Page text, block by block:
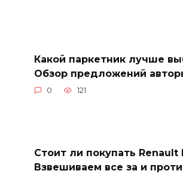
Какой паркетник лучше
Обзор предложений
0 121
Стоит ли покупать Renault
Взвешиваем все за и